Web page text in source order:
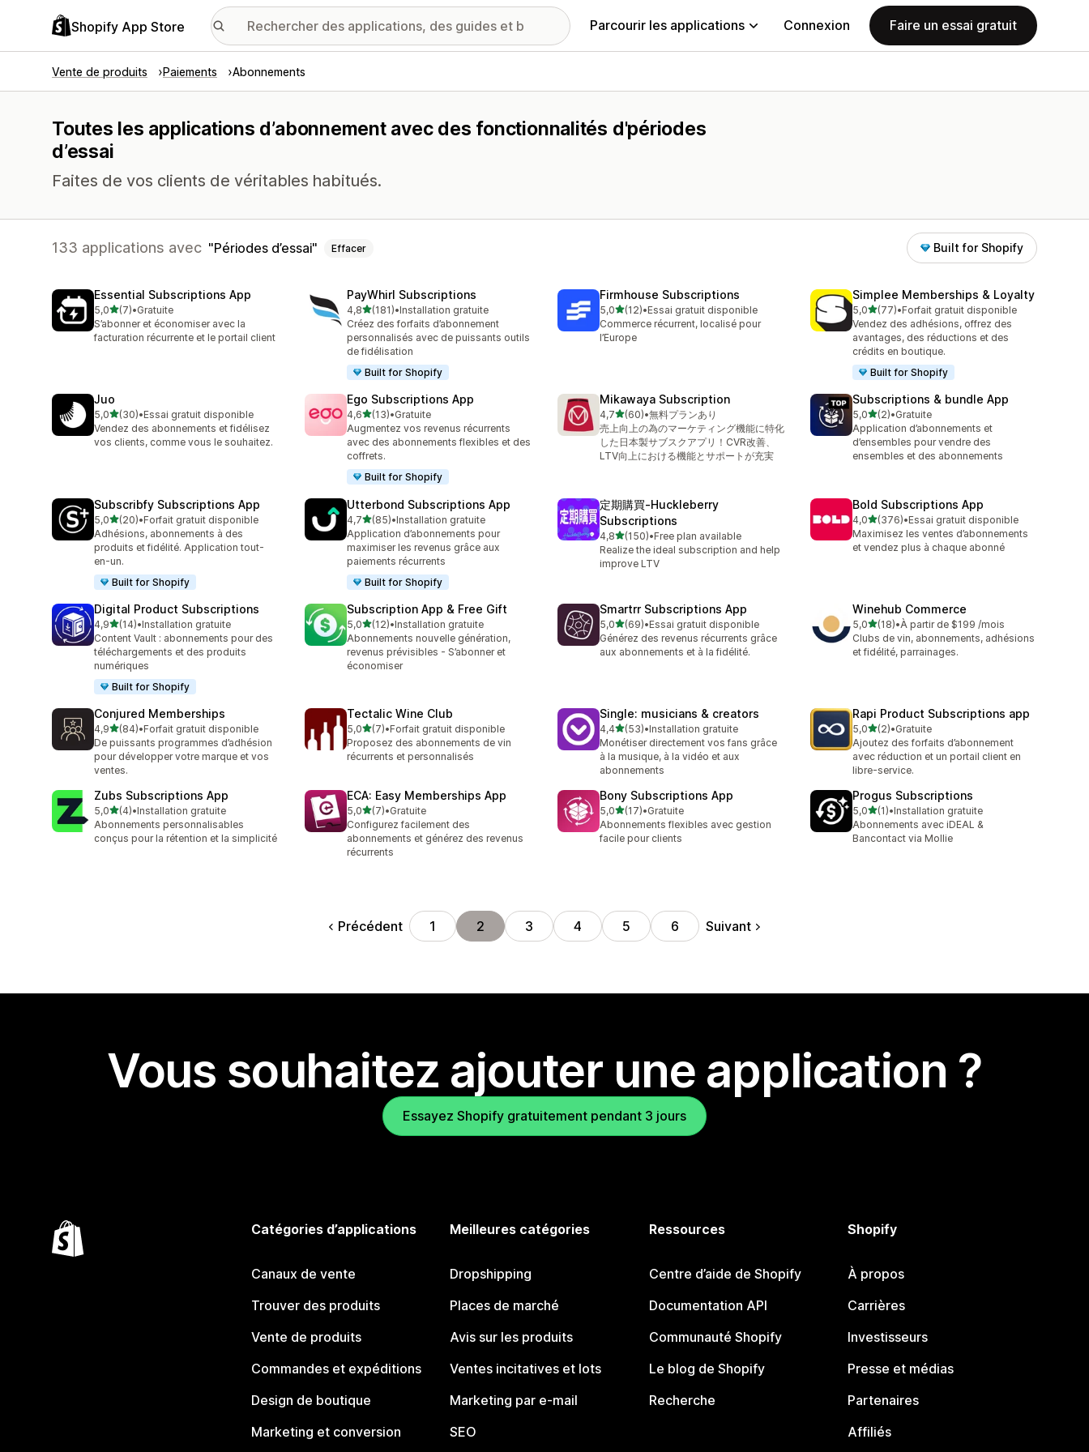
Shopify App Store Parcourir les applications Connexion Faire un essai gratuit
Vente de produits Paiements Abonnements
Toutes les applications d’abonnement avec des fonctionnalités d'périodes
d’essai
Faites de vos clients de véritables habitués.
133 applications avec Périodes d’essai Effacer Built for Shopify
Essential Subscriptions App
5,0étoile(s) sur 5
(7)
7 avis au total
•Gratuite
S’abonner et économiser avec la
facturation récurrente et le portail client
PayWhirl Subscriptions
4,8étoile(s) sur 5
(181)
181 avis au total
•Installation gratuite
Créez des forfaits d’abonnement
personnalisés avec de puissants outils
de fidélisation
Built for Shopify
Firmhouse Subscriptions
5,0étoile(s) sur 5
(12)
12 avis au total
•Essai gratuit disponible
Commerce récurrent, localisé pour
l’Europe
Simplee Memberships & Loyalty
5,0étoile(s) sur 5
(77)
77 avis au total
•Forfait gratuit disponible
Vendez des adhésions, offrez des
avantages, des réductions et des
crédits en boutique.
Built for Shopify
Juo
5,0étoile(s) sur 5
(30)
30 avis au total
•Essai gratuit disponible
Vendez des abonnements et fidélisez
vos clients, comme vous le souhaitez.
Ego Subscriptions App
4,6étoile(s) sur 5
(13)
13 avis au total
•Gratuite
Augmentez vos revenus récurrents
avec des abonnements flexibles et des
coffrets.
Built for Shopify
Mikawaya Subscription
4,7étoile(s) sur 5
(60)
60 avis au total
•無料プランあり
売上向上の為のマーケティング機能に特化
した日本製サブスクアプリ！CVR改善、
LTV向上における機能とサポートが充実
Subscriptions & bundle App
5,0étoile(s) sur 5
(2)
2 avis au total
•Gratuite
Application d’abonnements et
d’ensembles pour vendre des
ensembles et des abonnements
Subscribfy Subscriptions App
5,0étoile(s) sur 5
(20)
20 avis au total
•Forfait gratuit disponible
Adhésions, abonnements à des
produits et fidélité. Application tout-
en-un.
Built for Shopify
Utterbond Subscriptions App
4,7étoile(s) sur 5
(85)
85 avis au total
•Installation gratuite
Application d’abonnements pour
maximiser les revenus grâce aux
paiements récurrents
Built for Shopify
定期購買‑Huckleberry
Subscriptions
4,8étoile(s) sur 5
(150)
150 avis au total
•Free plan available
Realize the ideal subscription and help
improve LTV
Bold Subscriptions App
4,0étoile(s) sur 5
(376)
376 avis au total
•Essai gratuit disponible
Maximisez les ventes d’abonnements
et vendez plus à chaque abonné
Digital Product Subscriptions
4,9étoile(s) sur 5
(14)
14 avis au total
•Installation gratuite
Content Vault : abonnements pour des
téléchargements et des produits
numériques
Built for Shopify
Subscription App & Free Gift
5,0étoile(s) sur 5
(12)
12 avis au total
•Installation gratuite
Abonnements nouvelle génération,
revenus prévisibles - S’abonner et
économiser
Smartrr Subscriptions App
5,0étoile(s) sur 5
(69)
69 avis au total
•Essai gratuit disponible
Générez des revenus récurrents grâce
aux abonnements et à la fidélité.
Winehub Commerce
5,0étoile(s) sur 5
(18)
18 avis au total
•À partir de $199 /mois
Clubs de vin, abonnements, adhésions
et fidélité, parrainages.
Conjured Memberships
4,9étoile(s) sur 5
(84)
84 avis au total
•Forfait gratuit disponible
De puissants programmes d’adhésion
pour développer votre marque et vos
ventes.
Tectalic Wine Club
5,0étoile(s) sur 5
(7)
7 avis au total
•Forfait gratuit disponible
Proposez des abonnements de vin
récurrents et personnalisés
Single: musicians & creators
4,4étoile(s) sur 5
(53)
53 avis au total
•Installation gratuite
Monétiser directement vos fans grâce
à la musique, à la vidéo et aux
abonnements
Rapi Product Subscriptions app
5,0étoile(s) sur 5
(2)
2 avis au total
•Gratuite
Ajoutez des forfaits d’abonnement
avec réduction et un portail client en
libre-service.
Zubs Subscriptions App
5,0étoile(s) sur 5
(4)
4 avis au total
•Installation gratuite
Abonnements personnalisables
conçus pour la rétention et la simplicité
ECA: Easy Memberships App
5,0étoile(s) sur 5
(7)
7 avis au total
•Gratuite
Configurez facilement des
abonnements et générez des revenus
récurrents
Bony Subscriptions App
5,0étoile(s) sur 5
(17)
17 avis au total
•Gratuite
Abonnements flexibles avec gestion
facile pour clients
Progus Subscriptions
5,0étoile(s) sur 5
(1)
1 avis au total
•Installation gratuite
Abonnements avec iDEAL &
Bancontact via Mollie
Précédent 1 2 3 4 5 6 Suivant
Vous souhaitez ajouter une application ?
Essayez Shopify gratuitement pendant 3 jours
Catégories d’applications
Canaux de vente
Trouver des produits
Vente de produits
Commandes et expéditions
Design de boutique
Marketing et conversion
Meilleures catégories
Dropshipping
Places de marché
Avis sur les produits
Ventes incitatives et lots
Marketing par e-mail
SEO
Ressources
Centre d’aide de Shopify
Documentation API
Communauté Shopify
Le blog de Shopify
Recherche
Shopify
À propos
Carrières
Investisseurs
Presse et médias
Partenaires
Affiliés